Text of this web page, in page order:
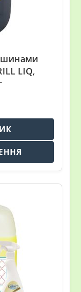
шинами
LIQ,